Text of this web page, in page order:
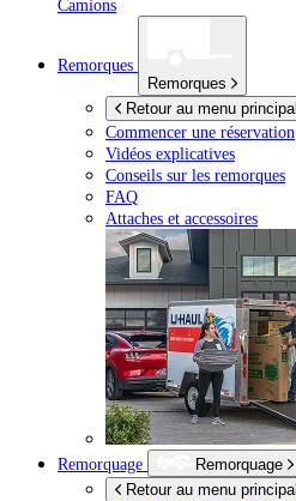
Camions
Remorques
Remorques
Retour au menu principal
Commencer une réservation
Vidéos explicatives
Conseils sur les remorques
FAQ
Attaches et accessoires
Remorquage
Remorquage
Retour au menu principal